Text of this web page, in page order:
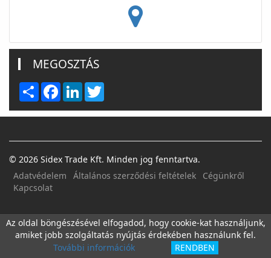
MEGOSZTÁS
Share FacebookLinkedIn
© 2026 Sidex Trade Kft. Minden jog fenntartva.
Adatvédelem
Általános szerződési feltételek
Cégünkről
Kapcsolat
FACEBOOK E-MAIL
Az oldal böngészésével elfogadod, hogy cookie-kat használjunk,
amiket jobb szolgáltatás nyújtás érdekében használunk fel.
További információk
RENDBEN